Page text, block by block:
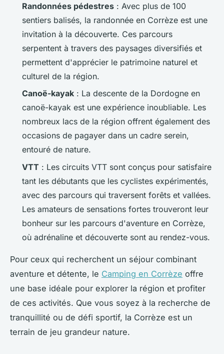
Randonnées pédestres : Avec plus de 100
sentiers balisés, la randonnée en Corrèze est une
invitation à la découverte. Ces parcours
serpentent à travers des paysages diversifiés et
permettent d'apprécier le patrimoine naturel et
culturel de la région.
Canoë-kayak : La descente de la Dordogne en
canoë-kayak est une expérience inoubliable. Les
nombreux lacs de la région offrent également des
occasions de pagayer dans un cadre serein,
entouré de nature.
VTT : Les circuits VTT sont conçus pour satisfaire
tant les débutants que les cyclistes expérimentés,
avec des parcours qui traversent forêts et vallées.
Les amateurs de sensations fortes trouveront leur
bonheur sur les parcours d'aventure en Corrèze,
où adrénaline et découverte sont au rendez-vous.
Pour ceux qui recherchent un séjour combinant
aventure et détente, le Camping en Corrèze offre
une base idéale pour explorer la région et profiter
de ces activités. Que vous soyez à la recherche de
tranquillité ou de défi sportif, la Corrèze est un
terrain de jeu grandeur nature.